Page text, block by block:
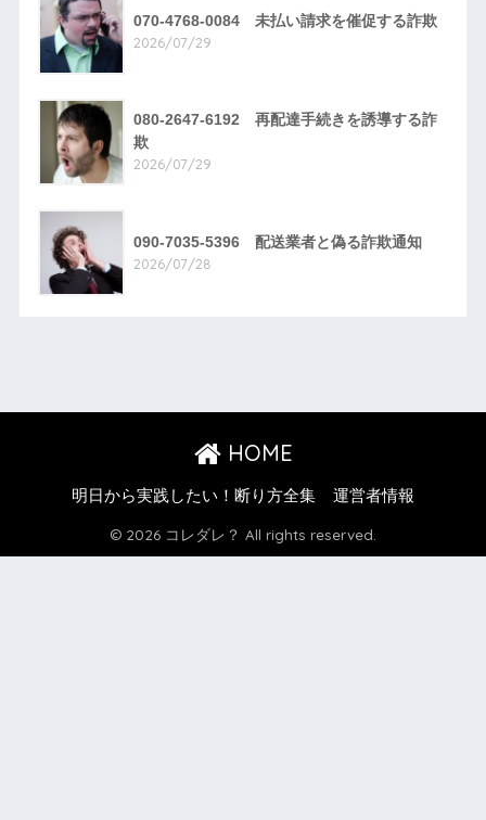
070-4768-0084 未払い請求を催促する詐欺
2026/07/29
080-2647-6192 再配達手続きを誘導する詐
欺
2026/07/29
090-7035-5396 配送業者と偽る詐欺通知
2026/07/28
HOME
明日から実践したい！断り方全集 運営者情報
© 2026 コレダレ？ All rights reserved.